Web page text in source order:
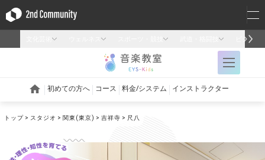
トップ スタジオ 関東(東京) 吉祥寺 尺八